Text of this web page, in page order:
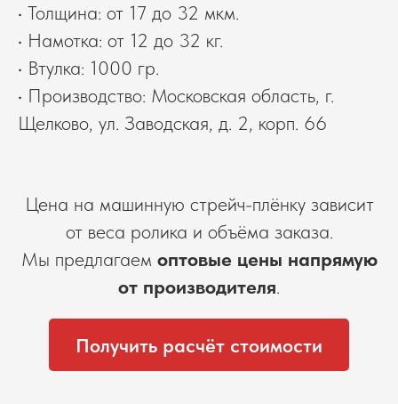
• Толщина: от 17 до 32 мкм.
• Намотка: от 12 до 32 кг.
• Втулка: 1000 гр.
• Производство: Московская область, г.
Щелково, ул. Заводская, д. 2, корп. 66
Цена на машинную стрейч-плёнку зависит
от веса ролика и объёма заказа.
Мы предлагаем оптовые цены напрямую
от производителя.
Получить расчёт стоимости